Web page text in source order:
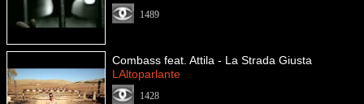
1489
Combass feat. Attila - La Strada Giusta
LAltoparlante
1428